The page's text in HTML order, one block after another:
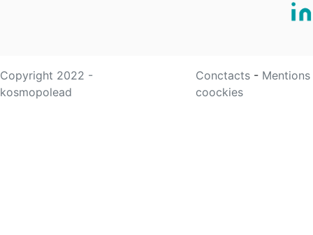
Copyright 2022 -
kosmopolead
Conctacts -
coockies